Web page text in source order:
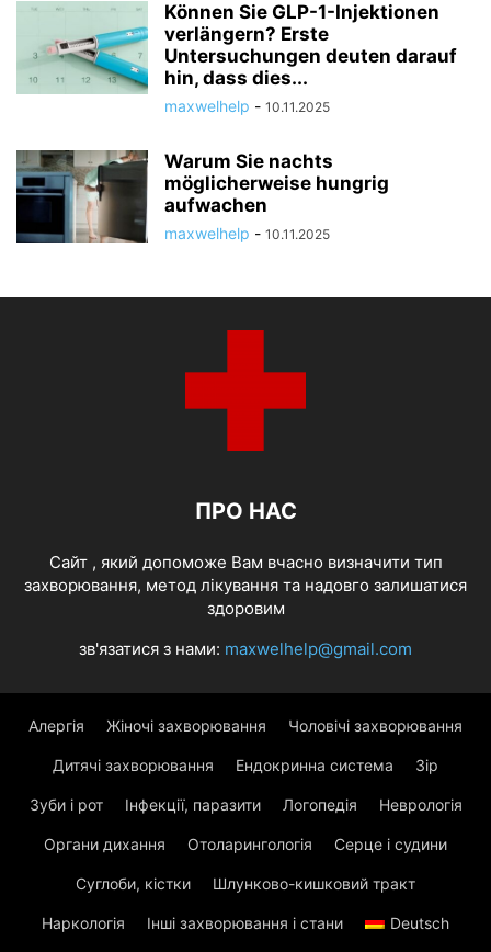
Können Sie GLP-1-Injektionen
verlängern? Erste
Untersuchungen deuten darauf
hin, dass dies...
maxwelhelp - 10.11.2025
Warum Sie nachts
möglicherweise hungrig
aufwachen
maxwelhelp - 10.11.2025
ПРО НАС
Cайт , який допоможе Вам вчасно визначити тип
захворювання, метод лікування та надовго залишатися
здоровим
зв'язатися з нами: maxwelhelp@gmail.com
Алергія Жіночі захворювання Чоловічі захворювання
Дитячі захворювання Ендокринна система Зір
Зуби і рот Інфекції, паразити Логопедія Неврологія
Органи дихання Отоларингологія Серце і судини
Суглоби, кістки Шлунково-кишковий тракт
Наркологія Інші захворювання і стани Deutsch